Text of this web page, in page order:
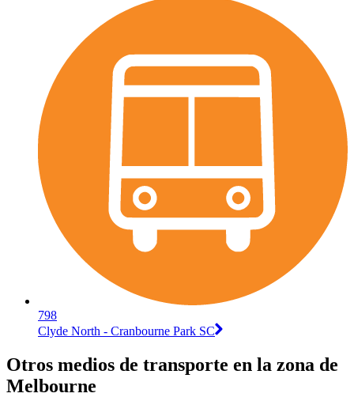
798
Clyde North - Cranbourne Park SC
Otros medios de transporte en la zona de
Melbourne